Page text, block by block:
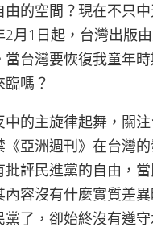
的空間？現在不只
月1日起，台灣出版
台灣要恢復我童年
嗎？
的主旋律起舞，關
亞洲週刊》在台灣
評民進黨的自由，
容沒有什麼實質差
了，卻始終沒有遵